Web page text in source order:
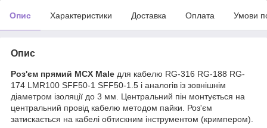
Опис Характеристики Доставка Оплата Умови
Опис
Роз'єм прямий MCX Male для кабелю RG-316 RG-188 RG-
174 LMR100 SFF50-1 SFF50-1.5 і аналогів із зовнішнім
діаметром ізоляції до 3 мм. Центральний пін монтується на
центральний провід кабелю методом пайки. Роз'єм
затискається на кабелі обтискним інструментом (кримпером).